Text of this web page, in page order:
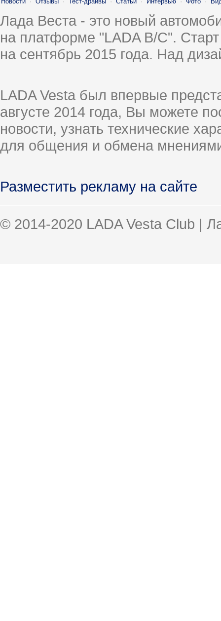
Лада Веста - это новый
на платформе "LADA B/C".
на сентябрь 2015 года. Над
LADA Vesta был впервые
августе 2014 года, Вы можете
новости, узнать технические
для общения и обмена
Разместить рекламу на сайте
© 2014-2020 LADA Vesta Club |